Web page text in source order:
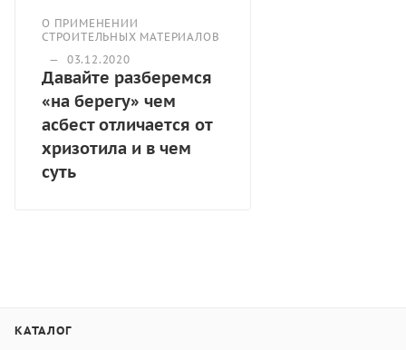
О ПРИМЕНЕНИИ
СТРОИТЕЛЬНЫХ МАТЕРИАЛОВ
—
03.12.2020
Давайте разберемся
«на берегу» чем
асбест отличается от
хризотила и в чем
суть
КАТАЛОГ